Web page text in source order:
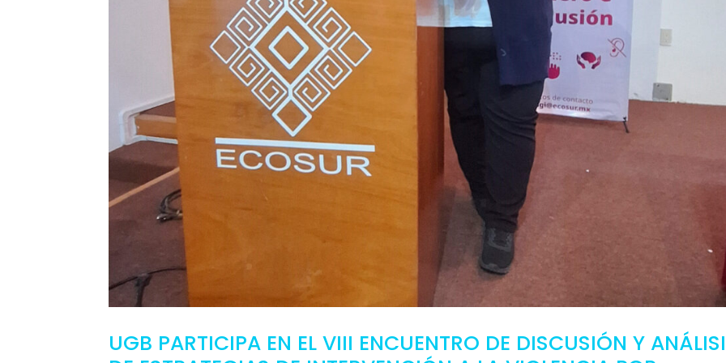
UGB PARTICIPA EN EL VIII ENCUENTRO DE DISCUSIÓN Y